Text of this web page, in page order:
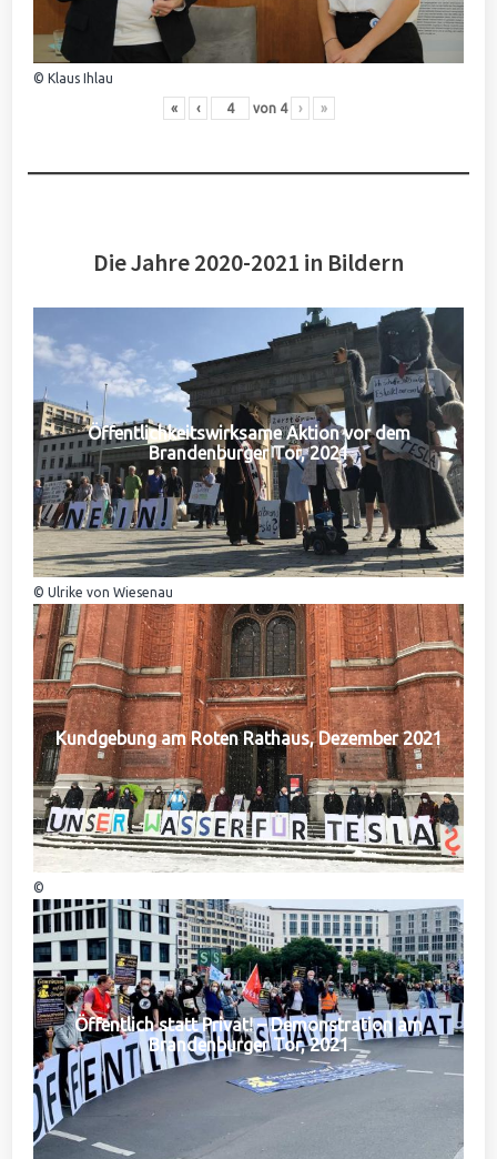
© Klaus Ihlau
« ‹ von 4 › »
Die Jahre 2020-2021 in Bildern
Öffentlichkeitswirksame Aktion vor dem
Brandenburger Tor, 2021
© Ulrike von Wiesenau
Kundgebung am Roten Rathaus, Dezember 2021
©
Öffentlich statt Privat! – Demonstration am
Brandenburger Tor, 2021